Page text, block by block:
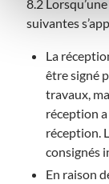
8.2
suivantes
La
être signé
travaux,
réception a
réception.
consignés
En raison